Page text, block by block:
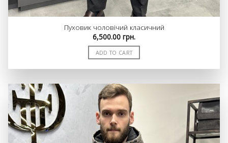
Пуховик чоловічий класичний
6,500.00 грн.
ADD TO CART